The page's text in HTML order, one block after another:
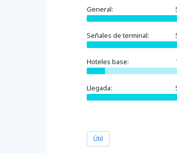
General:
Señales de terminal:
Hoteles base:
Llegada:
Útil